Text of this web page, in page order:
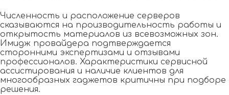
Численность и расположение серверов
сказываются на производительность работы и
открытость материалов из всевозможных зон.
Имидж провайдера подтверждается
сторонними экспертизами и отзывами
профессионалов. Характеристики сервисной
ассистирования и наличие клиентов для
многообразных гаджетов критичны при подборе
решения.